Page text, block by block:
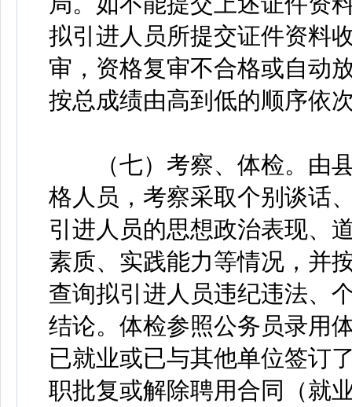
拟引进人员所提交证件资料
审，资格复审不合格或自动
按总成绩由高到低的顺序依
（七）考察、体检。由县
格人员，考察采取个别谈话
引进人员的思想政治表现、
素质、实践能力等情况，并
查询拟引进人员违纪违法、
结论。体检参照公务员录用
已就业或已与其他单位签订
职批复或解除聘用合同（就